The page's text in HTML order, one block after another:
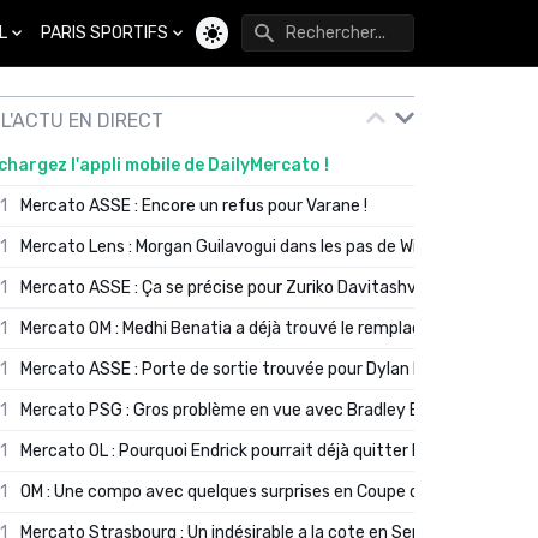
PARIS SPORTIFS
Changer de thème
L'ACTU EN DIRECT
l'appli mobile de DailyMercato !
Mercato ASSE : Encore un refus pour Varane !
Mercato Lens : Morgan Guilavogui dans les pas de Will Still ?
Mercato ASSE : Ça se précise pour Zuriko Davitashvili
Mercato OM : Medhi Benatia a déjà trouvé le remplaçant de Robinio
Mercato ASSE : Porte de sortie trouvée pour Dylan Batubinsika
Mercato PSG : Gros problème en vue avec Bradley Barcola ?
Mercato OL : Pourquoi Endrick pourrait déjà quitter Lyon en janvier
OM : Une compo avec quelques surprises en Coupe de France
Mercato Strasbourg : Un indésirable a la cote en Serie A